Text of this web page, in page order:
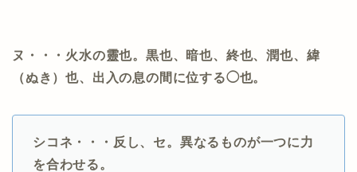
ヌ・・・火水の靈也。黒也、暗也、終也、潤也、緯
（ぬき）也、出入の息の間に位する◯也。
シコネ・・・反し、セ。異なるものが一つに力
を合わせる。